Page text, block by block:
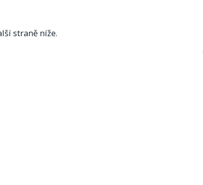
straně níže.